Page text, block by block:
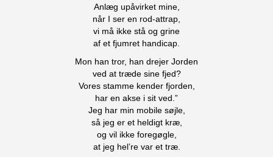
Anlæg upåvirket mine,
når I ser en rod-attrap,
vi må ikke stå og grine
af et fjumret handicap.
Mon han tror, han drejer Jorden
ved at træde sine fjed?
Vores stamme kender fjorden,
har en akse i sit ved.”
Jeg har min mobile søjle,
så jeg er et heldigt kræ,
og vil ikke foregøgle,
at jeg hel’re var et træ.